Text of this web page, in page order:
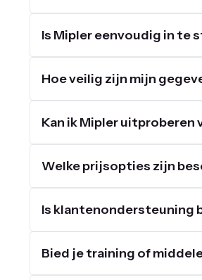
Is Mipler eenvoudig in te
Hoe veilig zijn mijn
Kan ik Mipler uitproberen
Welke prijsopties zijn
Is klantenondersteuning
Bied je training of